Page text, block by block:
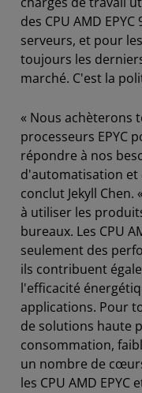
des CPU AMD EPYC
serveurs, et pour
toujours les
marché. C'est la
« Nous achèterons
processeurs EPYC
répondre à nos
d'automatisation et
conclut Jekyll
à utiliser les
bureaux. Les CPU
seulement des
ils contribuent
l'efficacité
applications. Pour
de solutions haute
consommation,
un nombre de
les CPU AMD EPYC